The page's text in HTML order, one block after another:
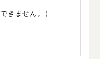
きません。）